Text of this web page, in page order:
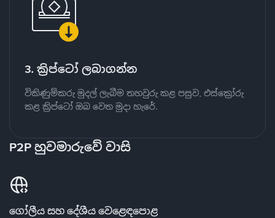
3. ක්‍රිප්ටෝ ලබාගන්න
විකිණුම්කරු මුදල් ලැබීම තහවුරු කළ පසුව, එස්ක්‍රෝරු
කළ ක්‍රිප්ටෝ ඔබ වෙත මුදා හැරේ.
P2P හුවමාරුවේ වාසි
ගෝලීය සහ දේශීය වෙළෙඳපොළ